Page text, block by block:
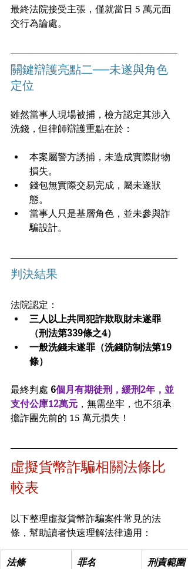
最終法院接受主張，僅就當日 5 萬元面
交行為論處。
關鍵辯護亮點二──未遂與角色
定位
雖然當事人現場被捕，檢方認定其涉入
洗錢，但律師辯護重點在於：
本案屬警方誘捕，未造成實際財物
損失。
錢包無實際交易完成，屬未遂狀
態。
當事人只是基層角色，並未參與詐
騙設計。
判決結果
法院認定：
三人以上共同犯詐欺取財未遂罪
（刑法第339條之4）
一般洗錢未遂罪（洗錢防制法第19
條）
最終判處 6個月有期徒刑，緩刑2年，並
支付公庫12萬元 ，無需坐牢，也不須承
擔詐團先前的 15 萬元損失！
虛擬貨幣詐騙相關法條比
較表
以下整理虛擬貨幣詐騙案件常見的法
條，幫助讀者快速理解法律適用：
法條 罪名 刑責範圍